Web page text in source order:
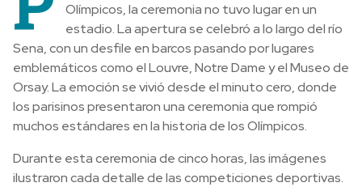
Olímpicos, la ceremonia no tuvo lugar en un
estadio. La apertura se celebró a lo largo del río
Sena, con un desfile en barcos pasando por lugares
emblemáticos como el Louvre, Notre Dame y el Museo de
Orsay. La emoción se vivió desde el minuto cero, donde
los parisinos presentaron una ceremonia que rompió
muchos estándares en la historia de los Olímpicos.
Durante esta ceremonia de cinco horas, las imágenes
ilustraron cada detalle de las competiciones deportivas.